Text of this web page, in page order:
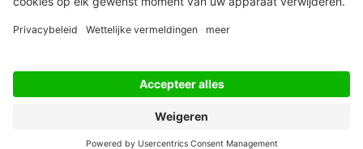
Alle rechten voorbehouden
Privacyinstellingen
Algemene Voorwaarden